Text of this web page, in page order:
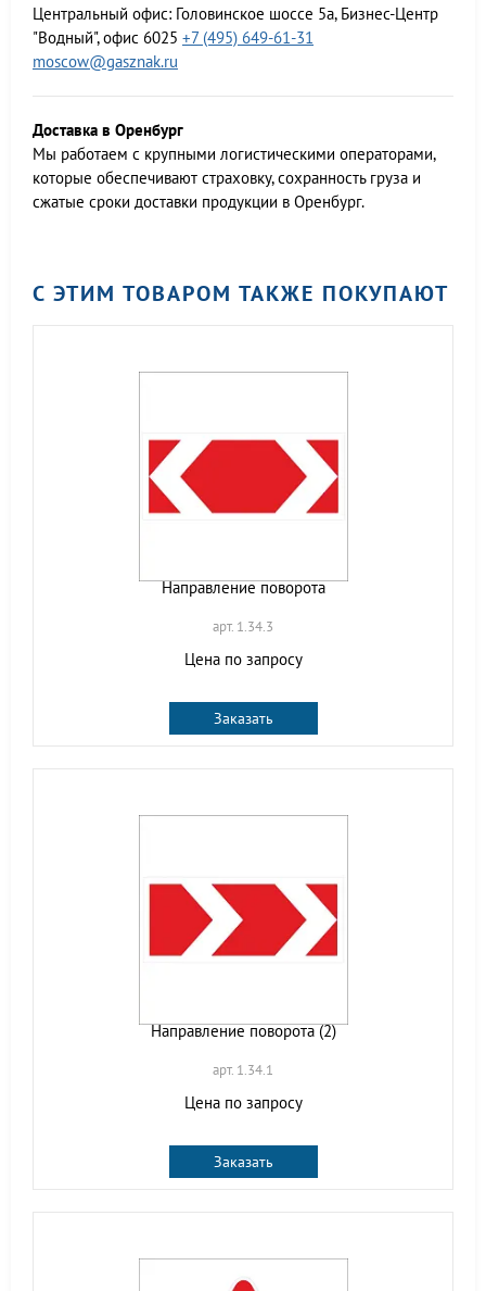
Центральный офис: Головинское шоссе 5а, Бизнес-Центр
"Водный", офис 6025 +7 (495) 649-61-31
moscow@gasznak.ru
Доставка в Оренбург
Мы работаем c крупными логистическими операторами,
которые обеспечивают страховку, сохранность груза и
сжатые сроки доставки продукции в Оренбург.
С ЭТИМ ТОВАРОМ ТАКЖЕ ПОКУПАЮТ
Направление поворота
арт. 1.34.3
Цена по запросу
Заказать
Направление поворота (2)
арт. 1.34.1
Цена по запросу
Заказать